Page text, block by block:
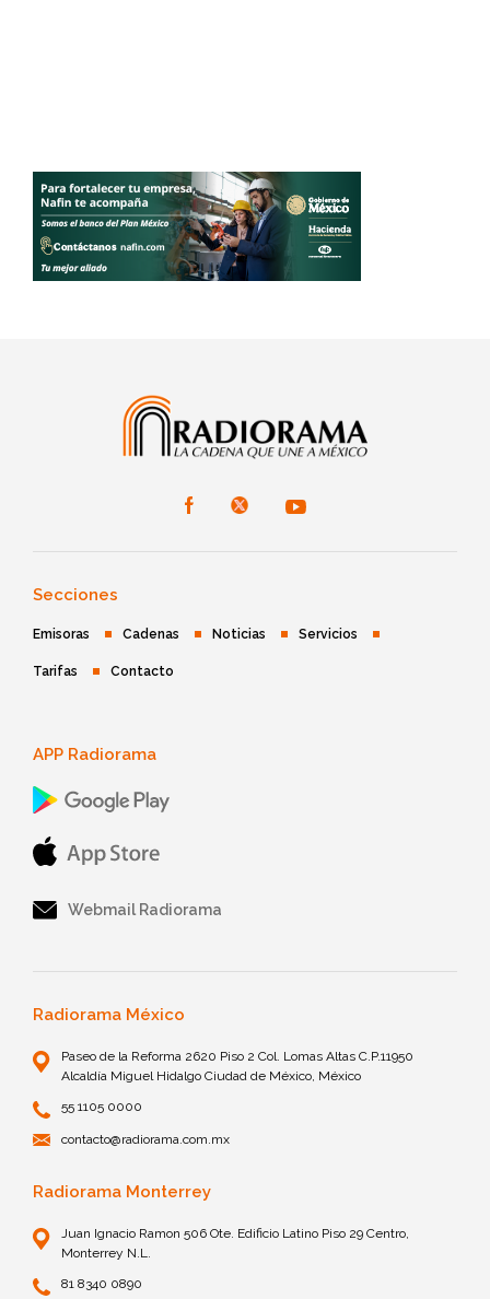
Secciones
Emisoras Cadenas Noticias Servicios
Tarifas Contacto
APP Radiorama
Webmail Radiorama
Radiorama México
Paseo de la Reforma 2620 Piso 2 Col. Lomas Altas C.P.11950
Alcaldía Miguel Hidalgo Ciudad de México, México
55 1105 0000
contacto@radiorama.com.mx
Radiorama Monterrey
Juan Ignacio Ramon 506 Ote. Edificio Latino Piso 29 Centro,
Monterrey N.L.
81 8340 0890